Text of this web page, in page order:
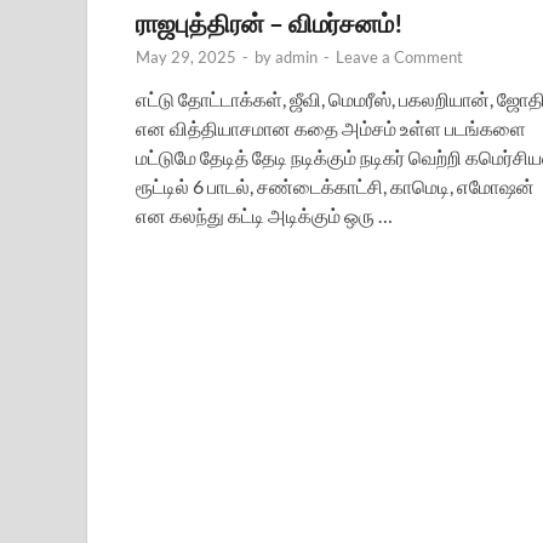
ராஜபுத்திரன் – விமர்சனம்!
May 29, 2025 - byadmin - Leave a Comment
எட்டு தோட்டாக்கள், ஜீவி, மெமரீஸ், பகலறியான்,
என வித்தியாசமான கதை அம்சம் உள்ள படங்களை
மட்டுமே தேடித் தேடி நடிக்கும் நடிகர் வெற்றி
ரூட்டில் 6 பாடல், சண்டைக்காட்சி, காமெடி, எமோஷன்
என கலந்து கட்டி அடிக்கும் ஒரு …